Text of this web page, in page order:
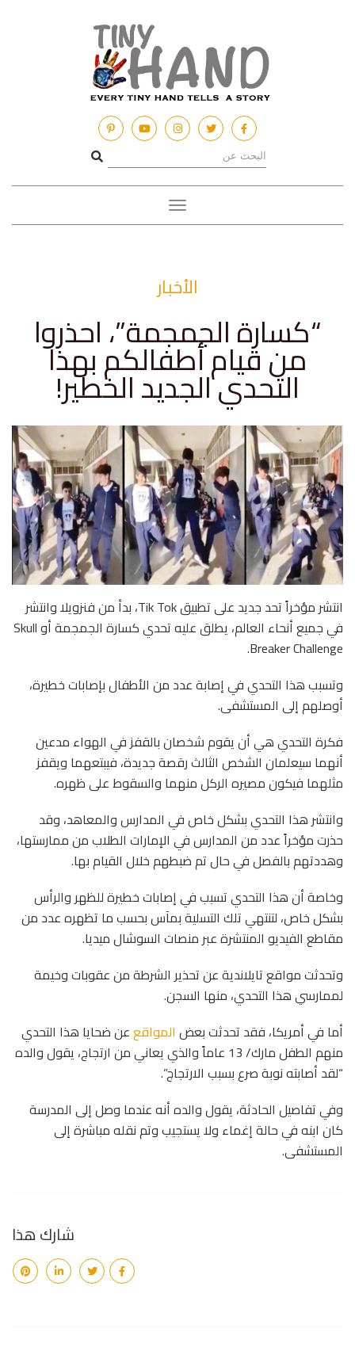
Toggle
navigation
الأخبار
“كسارة الجمجمة”، احذروا
من قيام أطفالكم بهذا
التحدي الجديد الخطير!
انتشر مؤخراً تحد جديد على تطبيق Tik Tok، بدأ من فنزويلا وانتشر
في جميع أنحاء العالم، يطلق عليه تحدي كسارة الجمجمة أو Skull
Breaker Challenge.
وتسبب هذا التحدي في إصابة عدد من الأطفال بإصابات خطيرة،
أوصلهم إلى المستشفى.
فكرة التحدي هي أن يقوم شخصان بالقفز في الهواء مدعين
أنهما سيعلمان الشخص الثالث رقصة جديدة، فيبتعهما ويقفز
مثلهما فيكون مصيره الركل منهما والسقوط على ظهره.
وانتشر هذا التحدي بشكل خاص في المدارس والمعاهد، وقد
حذرت مؤخراً عدد من المدارس في الإمارات الطلاب من ممارستها،
وهددتهم بالفصل في حال تم ضبطهم خلال القيام بها.
وخاصة أن هذا التحدي تسبب في إصابات خطيرة للظهر والرأس
بشكل خاص، لتنتهي تلك التسلية بمآس بحسب ما تظهره عدد من
مقاطع الفيديو المنتشرة عبر منصات السوشال ميديا.
وتحدثت مواقع تايلاندية عن تحذير الشرطة من عقوبات وخيمة
لممارسي هذا التحدي، منها السجن.
أما في أمريكا، فقد تحدثت بعض المواقععن ضحايا هذا التحدي
منهم الطفل مارك/ 13 عاماً والذي يعاني من ارتجاج، يقول والده
“لقد أصابته نوبة صرع بسبب الارتجاج”.
وفي تفاصيل الحادثة، يقول والده أنه عندما وصل إلى المدرسة
كان ابنه في حالة إغماء ولا يستجيب وتم نقله مباشرة إلى
المستشفى.
شارك هذا